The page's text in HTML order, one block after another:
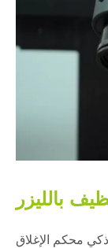
بالليزر
محكم الإغلاق